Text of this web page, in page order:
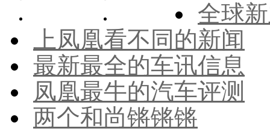
全球
上凤凰看不同的新闻
最新最全的车讯信息
凤凰最牛的汽车评测
两个和尚锵锵锵